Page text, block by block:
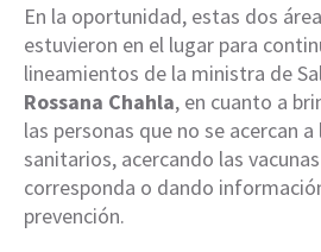
En la oportunidad, estas dos
estuvieron en el lugar para
lineamientos de la ministra de
Rossana Chahla, en cuanto a
las personas que no se acercan
sanitarios, acercando las
corresponda o dando
prevención.